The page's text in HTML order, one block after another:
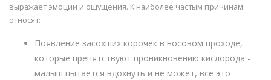
выражает эмоции и ощущения. К наиболее частым причинам
относят:
Появление засохших корочек в носовом проходе,
которые препятствуют проникновению кислорода -
малыш пытается вдохнуть и не может, все это